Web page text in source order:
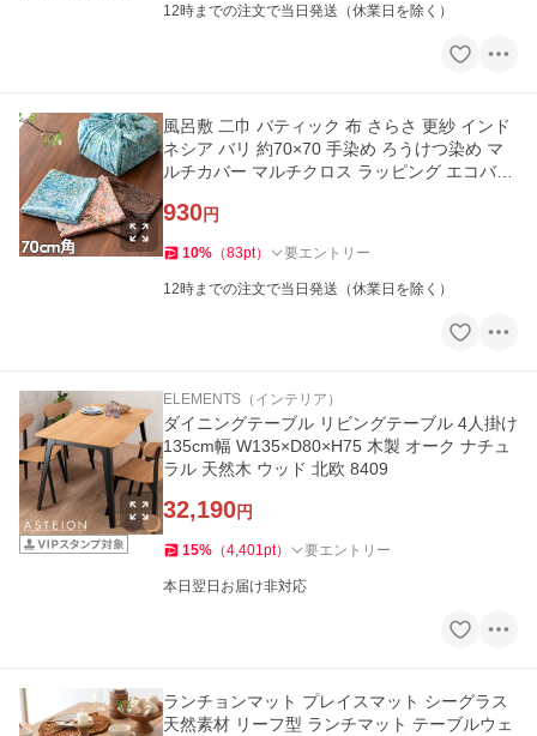
12時までの注文で当日発送（休業日を除く）
風呂敷 二巾 バティック 布 さらさ 更紗 インド
ネシア バリ 約70×70 手染め ろうけつ染め マ
ルチカバー マルチクロス ラッピング エコバッ
930円
10% （83pt） 要エントリー
12時までの注文で当日発送（休業日を除く）
ELEMENTS（インテリア）
ダイニングテーブル リビングテーブル 4人掛け
135cm幅 W135×D80×H75 木製 オーク ナチュ
ラル 天然木 ウッド 北欧 8409
32,190円
15% （4,401pt） 要エントリー
本日翌日お届け非対応
ランチョンマット プレイスマット シーグラス
天然素材 リーフ型 ランチマット テーブルウェ